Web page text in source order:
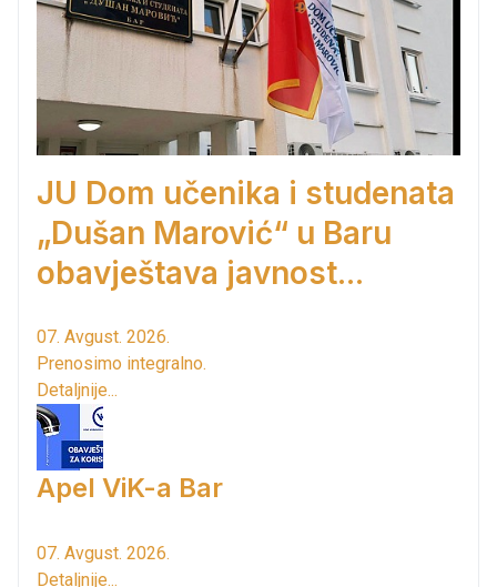
JU Dom učenika i studenata
„Dušan Marović“ u Baru
obavještava javnost...
07. Avgust. 2026.
Prenosimo integralno.
Detaljnije...
Apel ViK-a Bar
07. Avgust. 2026.
Detaljnije...